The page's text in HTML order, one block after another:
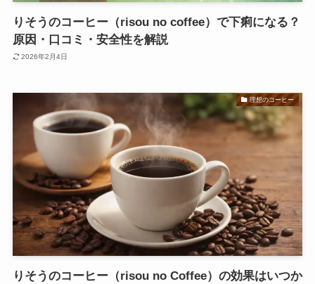
りそうのコーヒー（risou no coffee）で下痢になる？
原因・口コミ・安全性を解説
2026年2月4日
理想のコーヒー
りそうのコーヒー（risou no Coffee）の効果はいつか